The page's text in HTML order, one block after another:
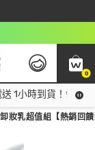
0
1小時到貨！領神
妝乳超值組【熱銷回